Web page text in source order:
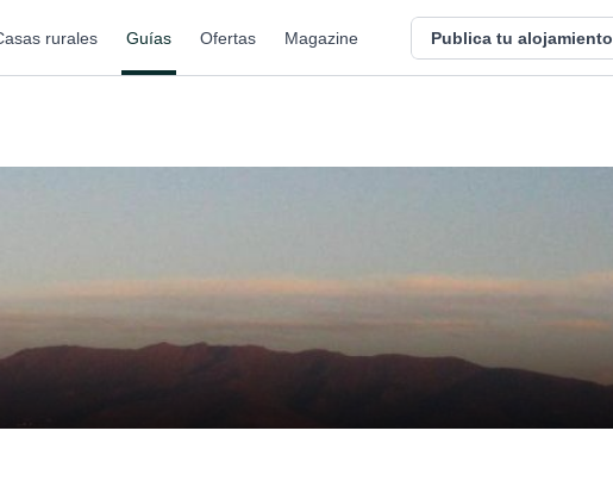
rurales Guías Ofertas Magazine Publica tu alojamiento